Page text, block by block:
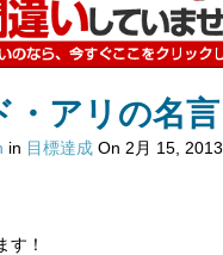
・アリの名言
in 目標達成 On 2月 15, 2013
す！